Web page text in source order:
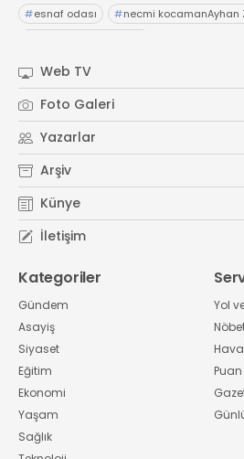
#esnaf odası #necmi kocamanAyhan
Web TV
Foto Galeri
Yazarlar
Arşiv
Künye
İletişim
Kategoriler
Gündem
Asayiş
Siyaset
Eğitim
Ekonomi
Yaşam
Sağlık
Yol